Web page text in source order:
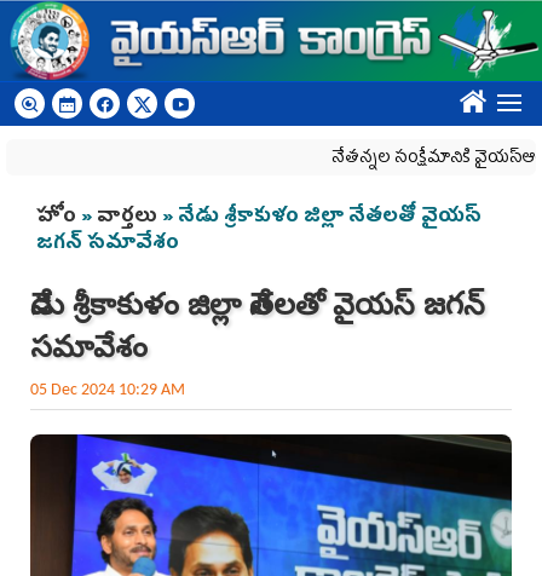
Skip to main content
????
నేతన్నల సంక్షేమానికి వైయ‌స్ఆర్‌సీపీ
You are here
హోం »వార్తలు » నేడు శ్రీ‌కాకుళం జిల్లా నేత‌ల‌తో వైయ‌స్
జ‌గ‌న్ స‌మావేశం
నేడు శ్రీ‌కాకుళం జిల్లా నేత‌ల‌తో వైయ‌స్ జ‌గ‌న్
స‌మావేశం
05 Dec 2024 10:29 AM